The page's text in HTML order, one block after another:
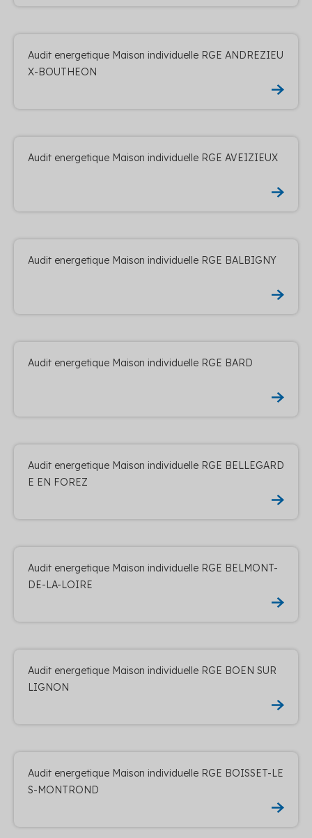
Audit energetique Maison individuelle RGE ANDREZIEU
X-BOUTHEON
Audit energetique Maison individuelle RGE AVEIZIEUX
Audit energetique Maison individuelle RGE BALBIGNY
Audit energetique Maison individuelle RGE BARD
Audit energetique Maison individuelle RGE BELLEGARD
E EN FOREZ
Audit energetique Maison individuelle RGE BELMONT-
DE-LA-LOIRE
Audit energetique Maison individuelle RGE BOEN SUR
LIGNON
Audit energetique Maison individuelle RGE BOISSET-LE
S-MONTROND